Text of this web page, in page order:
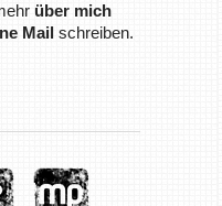
über mich
Mailschreiben.